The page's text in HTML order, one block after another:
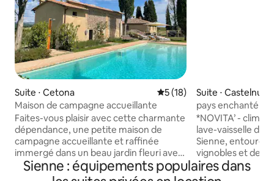
Suite ⋅ Cetona Évaluation moyenne sur la
5 (18)
Maison de campagne accueillante
Faites-vous plaisir avec cette charmante
dépendance, une petite maison de
campagne accueillante et raffinée
immergé dans un beau jardin fleuri avec
des jardins biologiques et des oliviers, à
environ 2 km du centre de Cetona l’un
Suite ⋅
nga
pays enchanté
*NOVITA’ - climatiseur
lave-vaisselle dans la
Sienne, entouré
vignobles et de
paysage de la
vrais amoureux
Sienne : équipements populaires dans